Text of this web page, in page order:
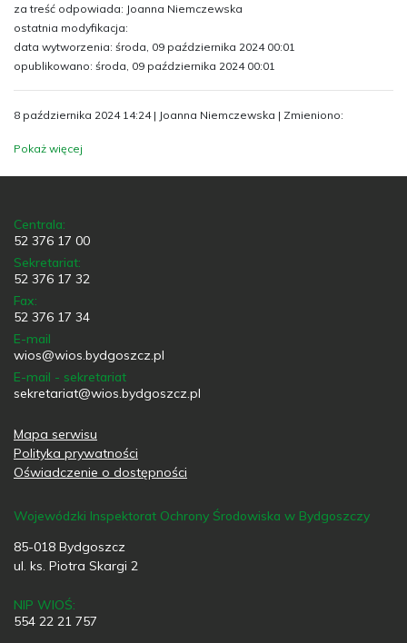
za treść odpowiada: Joanna Niemczewska
ostatnia modyfikacja:
data wytworzenia: środa, 09 października 2024 00:01
opublikowano: środa, 09 października 2024 00:01
8 października 2024 14:24 | Joanna Niemczewska | Zmieniono:
Pokaż więcej
Centrala:
52 376 17 00
Sekretariat:
52 376 17 32
Fax:
52 376 17 34
E-mail
wios@wios.bydgoszcz.pl
E-mail - sekretariat
sekretariat@wios.bydgoszcz.pl
Mapa serwisu
Polityka prywatności
Oświadczenie o dostępności
Wojewódzki Inspektorat Ochrony Środowiska w Bydgoszczy
85-018 Bydgoszcz
ul. ks. Piotra Skargi 2
NIP WIOŚ:
554 22 21 757